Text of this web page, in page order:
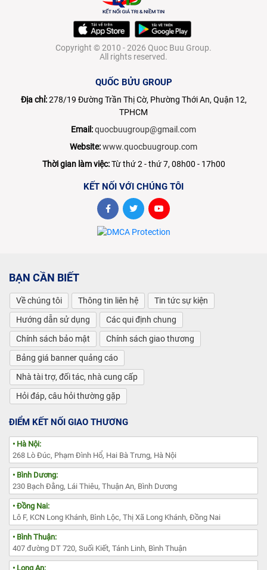
Copyright © 2010 - 2026 Quoc Buu Group.
All rights reserved.
QUỐC BỬU GROUP
Địa chỉ:278/19 Đường Trần Thị Cờ, Phường Thới An, Quận 12,
TPHCM
Email:quocbuugroup@gmail.com
Website:www.quocbuugroup.com
Thời gian làm việc:Từ thứ 2 - thứ 7, 08h00 - 17h00
KẾT NỐI VỚI CHÚNG TÔI
BẠN CẦN BIẾT
Về chúng tôi Thông tin liên hệ
Tin tức sự kiện
Hướng dẫn sử dụng
Các qui định chung
Chính sách bảo mật
Chính sách giao thương
Bảng giá banner quảng cáo
Nhà tài trợ, đối tác, nhà cung cấp
Hỏi đáp, câu hỏi thường gặp
ĐIỂM KẾT NỐI GIAO THƯƠNG
• Hà Nội:
268 Lò Đúc, Phạm Đình Hổ, Hai Bà Trưng, Hà Nội
• Bình Dương:
230 Bạch Đằng, Lái Thiêu, Thuận An, Bình Dương
• Đồng Nai:
Lô F, KCN Long Khánh, Bình Lộc, Thị Xã Long Khánh, Đồng Nai
• Bình Thuận:
407 đường DT 720, Suối Kiết, Tánh Linh, Bình Thuận
• Long An: